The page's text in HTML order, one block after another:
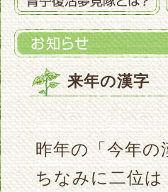
来年の漢字
昨年の「今年の
ちなみに二位は